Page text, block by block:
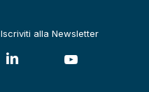
Iscriviti alla Newsletter